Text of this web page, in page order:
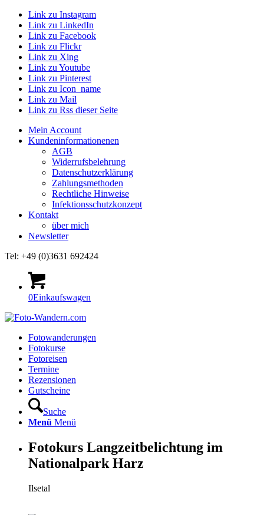
Link zu Instagram
Link zu LinkedIn
Link zu Facebook
Link zu Flickr
Link zu Xing
Link zu Youtube
Link zu Pinterest
Link zu Icon_name
Link zu Mail
Link zu Rss dieser Seite
Mein Account
Kundeninformationenen
AGB
Widerrufsbelehrung
Datenschutzerklärung
Zahlungsmethoden
Rechtliche Hinweise
Infektionsschutzkonzept
Kontakt
über mich
Newsletter
Tel: +49 (0)3631 692424
0Einkaufswagen
Fotowanderungen
Fotokurse
Fotoreisen
Termine
Rezensionen
Gutscheine
Suche
Menü Menü
Fotokurs Langzeitbelichtung im
Nationalpark Harz
Ilsetal